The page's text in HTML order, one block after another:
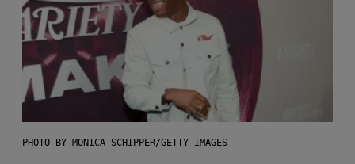
PHOTO BY MONICA SCHIPPER/GETTY IMAGES